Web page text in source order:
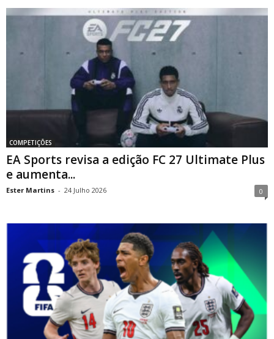
COMPETIÇÕES
EA Sports revisa a edição FC 27 Ultimate Plus
e aumenta...
Ester Martins - 24 Julho 2026 0